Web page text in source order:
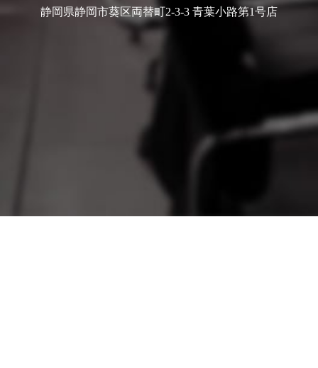
静岡県静岡市葵区両替町2-3-3 青葉小路第1号店